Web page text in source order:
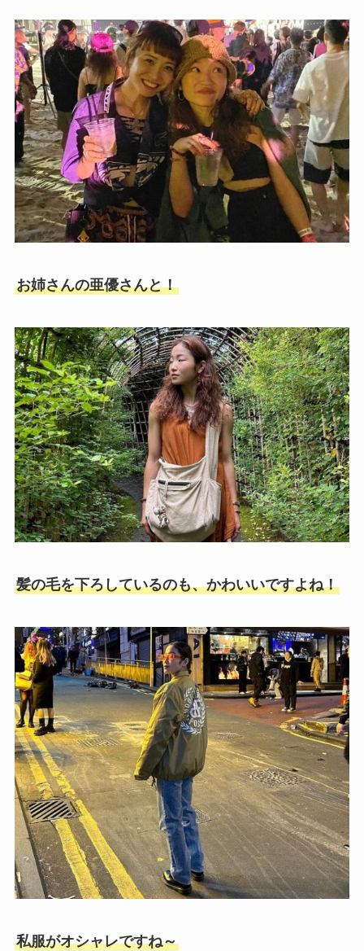
お姉さんの亜優さんと！
髪の毛を下ろしているのも、かわいいですよね！
私服がオシャレですね～